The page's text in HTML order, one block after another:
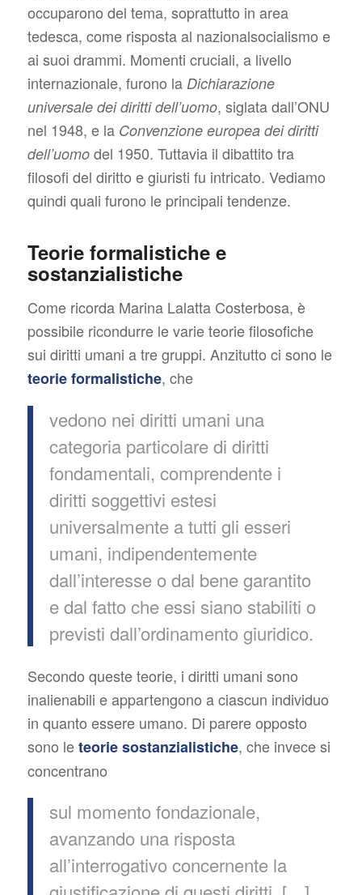
occuparono del tema, soprattutto in area
tedesca, come risposta al nazionalsocialismo e
ai suoi drammi. Momenti cruciali, a livello
internazionale, furono la Dichiarazione
universale dei diritti dell’uomo, siglata dall’ONU
nel 1948, e la Convenzione europea dei diritti
dell’uomodel 1950. Tuttavia il dibattito tra
filosofi del diritto e giuristi fu intricato. Vediamo
quindi quali furono le principali tendenze.
Teorie formalistiche e
sostanzialistiche
Come ricorda Marina Lalatta Costerbosa, è
possibile ricondurre le varie teorie filosofiche
sui diritti umani a tre gruppi. Anzitutto ci sono le
teorie formalistiche, che
vedono nei diritti umani una
categoria particolare di diritti
fondamentali, comprendente i
diritti soggettivi estesi
universalmente a tutti gli esseri
umani, indipendentemente
dall’interesse o dal bene garantito
e dal fatto che essi siano stabiliti o
previsti dall’ordinamento giuridico.
Secondo queste teorie, i diritti umani sono
inalienabili e appartengono a ciascun individuo
in quanto essere umano. Di parere opposto
sono leteorie sostanzialistiche, che invece si
concentrano
sul momento fondazionale,
avanzando una risposta
all’interrogativo concernente la